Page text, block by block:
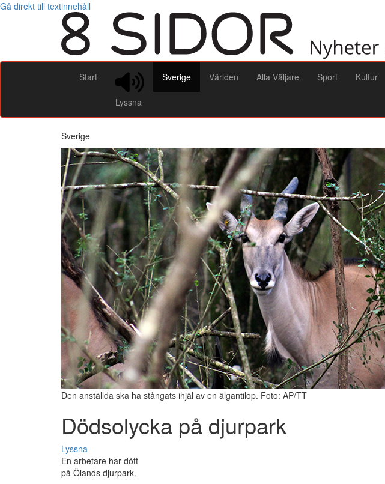
Gå direkt till textinnehåll
Start
Lyssna
Sverige Världen Alla Väljare Sport Kultur
Sverige
Den anställda ska ha stångats ihjäl av en älgantilop. Foto: AP/TT
Dödsolycka på djurpark
Lyssna
En arbetare har dött
på Ölands djurpark.